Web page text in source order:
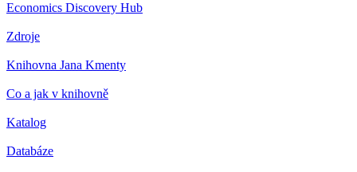
Economics Discovery Hub
Zdroje
Knihovna Jana Kmenty
Co a jak v knihovně
Katalog
Databáze